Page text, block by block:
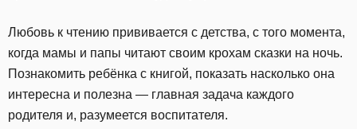
Любовь к чтению прививается с детства, с того момента,
когда мамы и папы читают своим крохам сказки на ночь.
Познакомить ребёнка с книгой, показать насколько она
интересна и полезна — главная задача каждого
родителя и, разумеется воспитателя.